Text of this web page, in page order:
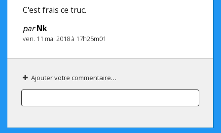
C'est frais ce truc.
parNk
ven. 11 mai 2018 à 17h25m01
Ajouter votre commentaire…